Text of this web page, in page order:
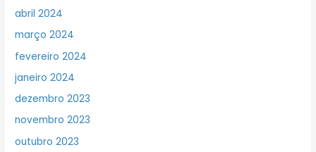
abril 2024
março 2024
fevereiro 2024
janeiro 2024
dezembro 2023
novembro 2023
outubro 2023